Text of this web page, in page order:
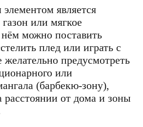
является
или мягкое
можно поставить
плед или играть с
предусмотреть
или
(барбекю-зону),
расстоянии от дома и зоны